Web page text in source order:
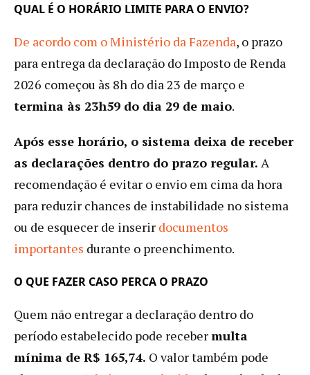
QUAL É O HORÁRIO LIMITE PARA O ENVIO?
De acordo com o Ministério da Fazenda, o prazo
para entrega da declaração do Imposto de Renda
2026 começou às 8h do dia 23 de março e
termina às 23h59 do dia 29 de maio.
Após esse horário, o sistema deixa de receber
as declarações dentro do prazo regular. A
recomendação é evitar o envio em cima da hora
para reduzir chances de instabilidade no sistema
ou de esquecer de inserir documentos
importantes durante o preenchimento.
O QUE FAZER CASO PERCA O PRAZO
Quem não entregar a declaração dentro do
período estabelecido pode recebermulta
mínima de R$ 165,74. O valor também pode